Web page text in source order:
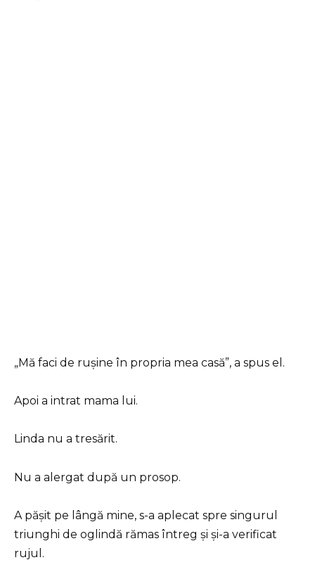
„Mă faci de rușine în propria mea casă”, a spus el.
Apoi a intrat mama lui.
Linda nu a tresărit.
Nu a alergat după un prosop.
A pășit pe lângă mine, s-a aplecat spre singurul
triunghi de oglindă rămas întreg și și-a verificat
rujul.